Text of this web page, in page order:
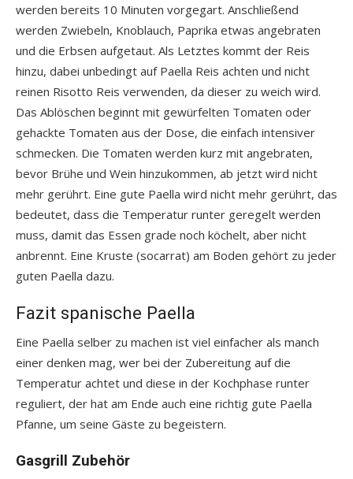
werden bereits 10 Minuten vorgegart. Anschließend
werden Zwiebeln, Knoblauch, Paprika etwas angebraten
und die Erbsen aufgetaut. Als Letztes kommt der Reis
hinzu, dabei unbedingt auf Paella Reis achten und nicht
reinen Risotto Reis verwenden, da dieser zu weich wird.
Das Ablöschen beginnt mit gewürfelten Tomaten oder
gehackte Tomaten aus der Dose, die einfach intensiver
schmecken. Die Tomaten werden kurz mit angebraten,
bevor Brühe und Wein hinzukommen, ab jetzt wird nicht
mehr gerührt. Eine gute Paella wird nicht mehr gerührt, das
bedeutet, dass die Temperatur runter geregelt werden
muss, damit das Essen grade noch köchelt, aber nicht
anbrennt. Eine Kruste (socarrat) am Boden gehört zu jeder
guten Paella dazu.
Fazit spanische Paella
Eine Paella selber zu machen ist viel einfacher als manch
einer denken mag, wer bei der Zubereitung auf die
Temperatur achtet und diese in der Kochphase runter
reguliert, der hat am Ende auch eine richtig gute Paella
Pfanne, um seine Gäste zu begeistern.
Gasgrill Zubehör